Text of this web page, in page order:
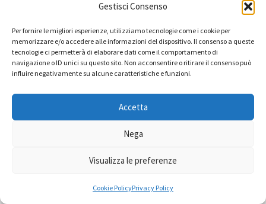
Gestisci Consenso
Per fornire le migliori esperienze, utilizziamo tecnologie come i cookie per
memorizzare e/o accedere alle informazioni del dispositivo. Il consenso a queste
tecnologie ci permetterà di elaborare dati come il comportamento di
navigazione o ID unici su questo sito. Non acconsentire o ritirare il consenso può
influire negativamente su alcune caratteristiche e funzioni.
Accetta
Nega
Visualizza le preferenze
Cookie PolicyPrivacy Policy
NASTRI ISOLANTI
NASTRI SEGNALAZIONE
NASTRI TELATI
SPRAY
Imballaggio e packaging
Sacchetti
Bidoni e sacchi spazzatura